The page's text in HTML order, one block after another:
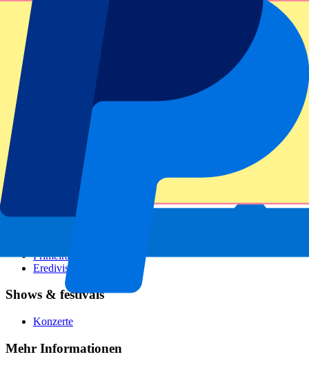
Alle Sportarten
Fußballligen
Champions League
Premier League
Serie A
Primeira Liga
Eredivisie
Shows & festivals
Konzerte
Mehr Informationen